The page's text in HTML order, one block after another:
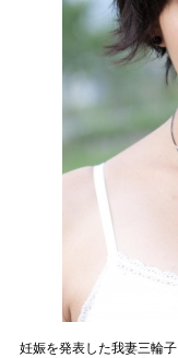
妊娠を発表した我妻三輪子